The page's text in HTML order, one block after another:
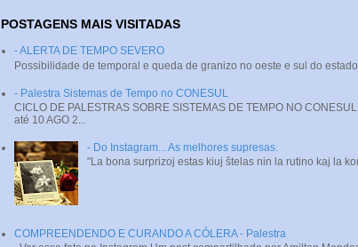
POSTAGENS MAIS VISITADAS
- ALERTA DE TEMPO SEVERO
Possibilidade de temporal e queda de granizo no oeste e sul do
- Palestra Sistemas de Tempo no CONESUL
CICLO DE PALESTRAS SOBRE SISTEMAS DE TEMPO NO
até 10 AGO 2...
- Do Instagram... As melhores supresas.
"La bona surprizoj estas kiuj ŝtelas nin la rutino kaj la
COMPREENDENDO E CURANDO A CÓLERA - Palestra